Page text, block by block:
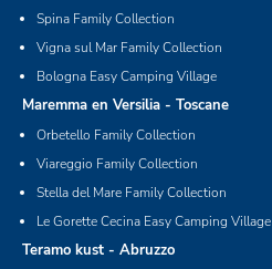
Spina Family Collection
Vigna sul Mar Family Collection
Bologna Easy Camping Village
Maremma en Versilia - Toscane
Orbetello Family Collection
Viareggio Family Collection
Stella del Mare Family Collection
Le Gorette Cecina Easy Camping Village
Teramo kust - Abruzzo